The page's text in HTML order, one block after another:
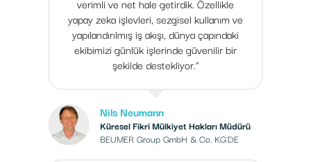
yapay zeka işlevleri, sezgisel kullanım ve
yapılandırılmış iş akışı, dünya çapındaki
ekibimizi günlük işlerinde güvenilir bir
şekilde destekliyor."
Nils Neumann
Küresel Fikri Mülkiyet Hakları Müdürü
BEUMER Group GmbH & Co. KG'DE